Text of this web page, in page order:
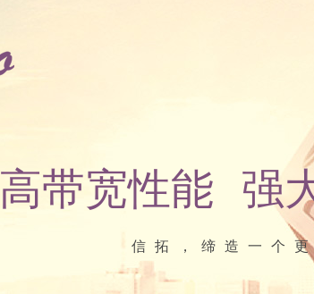
高带宽性能 强
信拓，缔造一个